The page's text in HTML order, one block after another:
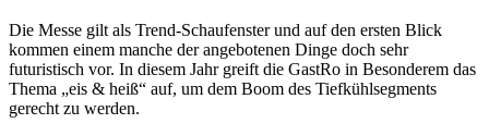
Die Messe gilt als Trend-Schaufenster und auf den ersten Blick
kommen einem manche der angebotenen Dinge doch sehr
futuristisch vor. In diesem Jahr greift die GastRo in Besonderem das
Thema „eis & heiß“ auf, um dem Boom des Tiefkühlsegments
gerecht zu werden.